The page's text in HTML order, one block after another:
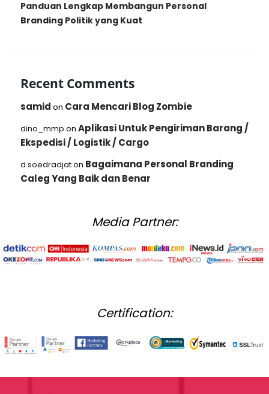
Panduan Lengkap Membangun Personal
Branding Politik yang Kuat
Recent Comments
samid on Cara Mencari Blog Zombie
dino_mmp on Aplikasi Untuk Pengiriman Barang /
Ekspedisi / Logistik / Cargo
d.soedradjaton Bagaimana Personal Branding
Caleg Yang Baik dan Benar
Media Partner:
Certification: